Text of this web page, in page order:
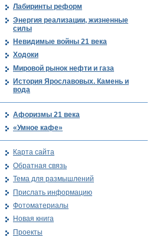
Лабиринты реформ
Энергия реализации, жизненные
силы
Невидимые войны 21 века
Ходоки
Мировой рынок нефти и газа
История Ярославовых. Камень и
вода
Афоризмы 21 века
«Умное кафе»
Карта сайта
Обратная связь
Тема для размышлений
Прислать информацию
Фотоматериалы
Новая книга
Проекты